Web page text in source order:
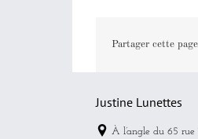
Partager cette
Justine Lunettes
À l’angle du 65